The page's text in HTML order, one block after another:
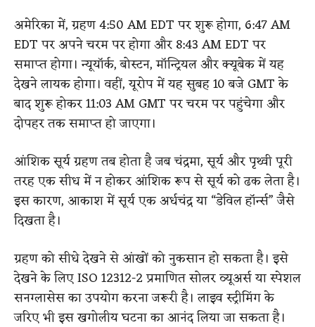
अमेरिका में, ग्रहण 4:50 AM EDT पर शुरू होगा, 6:47 AM
EDT पर अपने चरम पर होगा और 8:43 AM EDT पर
समाप्त होगा। न्यूयॉर्क, बोस्टन, मॉन्ट्रियल और क्यूबेक में यह
देखने लायक होगा। वहीं, यूरोप में यह सुबह 10 बजे GMT के
बाद शुरू होकर 11:03 AM GMT पर चरम पर पहुंचेगा और
दोपहर तक समाप्त हो जाएगा।
आंशिक सूर्य ग्रहण तब होता है जब चंद्रमा, सूर्य और पृथ्वी पूरी
तरह एक सीध में न होकर आंशिक रूप से सूर्य को ढक लेता है।
इस कारण, आकाश में सूर्य एक अर्धचंद्र या “डेविल हॉर्न्स” जैसे
दिखता है।
ग्रहण को सीधे देखने से आंखों को नुकसान हो सकता है। इसे
देखने के लिए ISO 12312-2 प्रमाणित सोलर व्यूअर्स या स्पेशल
सनग्लासेस का उपयोग करना जरूरी है। लाइव स्ट्रीमिंग के
जरिए भी इस खगोलीय घटना का आनंद लिया जा सकता है।